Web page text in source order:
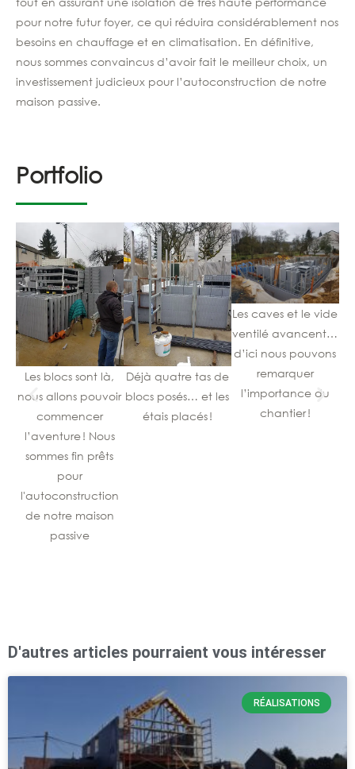
pour notre futur foyer, ce qui réduira considérablement nos
besoins en chauffage et en climatisation. En définitive,
nous sommes convaincus d’avoir fait le meilleur choix, un
investissement judicieux pour l’autoconstruction de notre
maison passive.
Portfolio
Les blocs sont là,
nous allons pouvoir
commencer
l’aventure ! Nous
sommes fin prêts
pour
l'autoconstruction
de notre maison
passive
Déjà quatre tas de
blocs posés… et les
étais placés !
Les caves et le vide
ventilé avancent…
d’ici nous pouvons
remarquer
l’importance du
chantier !
D'autres articles pourraient vous intéresser
RÉALISATIONS